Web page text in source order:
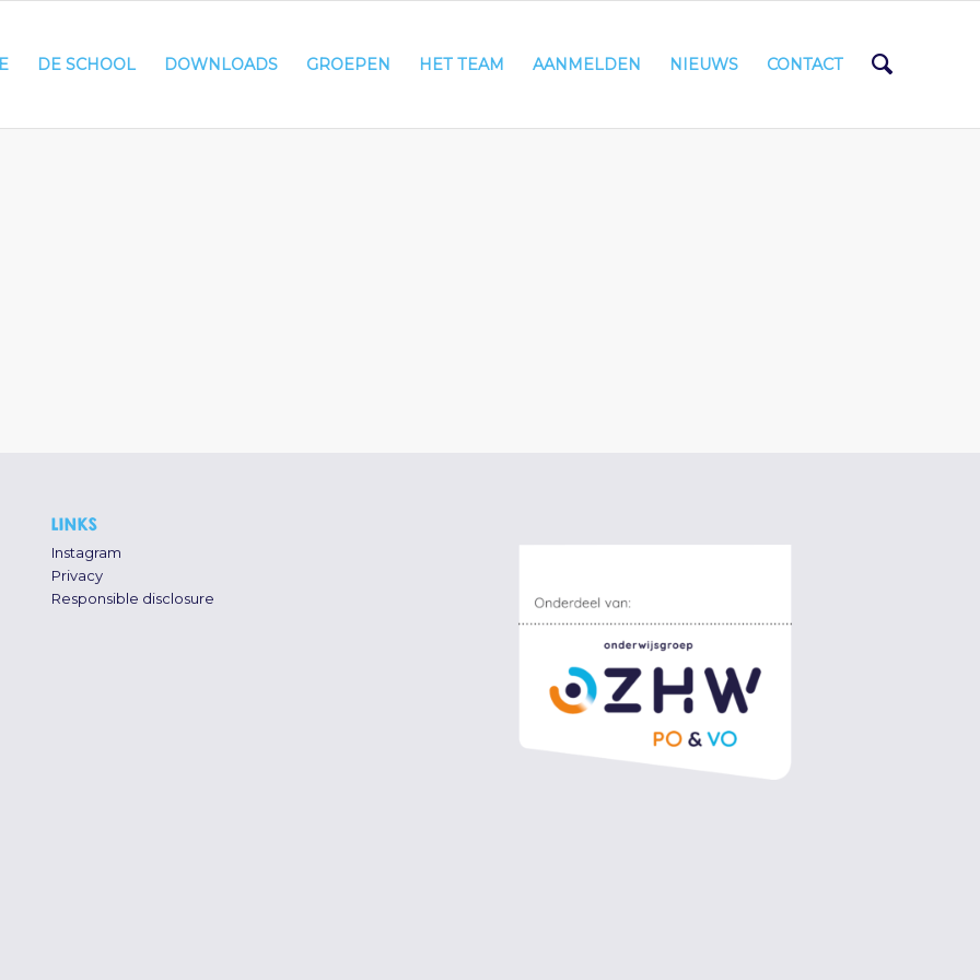
DE SCHOOL DOWNLOADS GROEPEN HET TEAM AANMELDEN NIEUWS CONTACT
LINKS
Instagram
Privacy
Responsible disclosure